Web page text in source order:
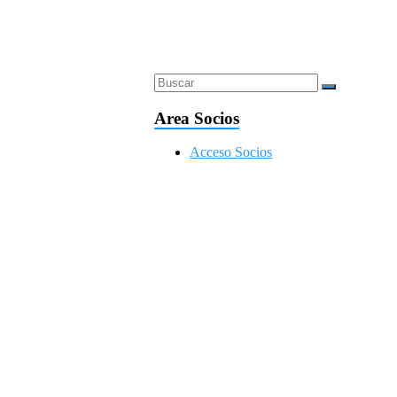
Area Socios
Acceso Socios